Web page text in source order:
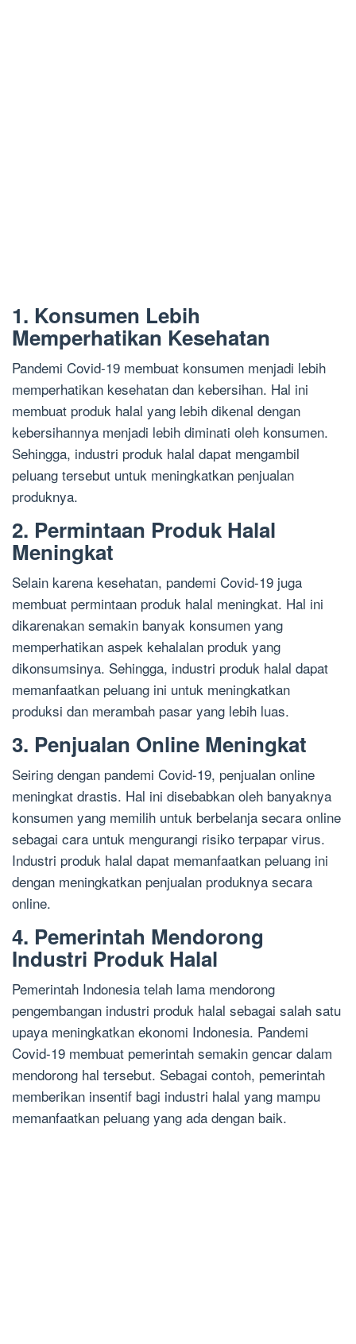
1. Konsumen Lebih
Memperhatikan Kesehatan
Pandemi Covid-19 membuat konsumen menjadi lebih
memperhatikan kesehatan dan kebersihan. Hal ini
membuat produk halal yang lebih dikenal dengan
kebersihannya menjadi lebih diminati oleh konsumen.
Sehingga, industri produk halal dapat mengambil
peluang tersebut untuk meningkatkan penjualan
produknya.
2. Permintaan Produk Halal
Meningkat
Selain karena kesehatan, pandemi Covid-19 juga
membuat permintaan produk halal meningkat. Hal ini
dikarenakan semakin banyak konsumen yang
memperhatikan aspek kehalalan produk yang
dikonsumsinya. Sehingga, industri produk halal dapat
memanfaatkan peluang ini untuk meningkatkan
produksi dan merambah pasar yang lebih luas.
3. Penjualan Online Meningkat
Seiring dengan pandemi Covid-19, penjualan online
meningkat drastis. Hal ini disebabkan oleh banyaknya
konsumen yang memilih untuk berbelanja secara online
sebagai cara untuk mengurangi risiko terpapar virus.
Industri produk halal dapat memanfaatkan peluang ini
dengan meningkatkan penjualan produknya secara
online.
4. Pemerintah Mendorong
Industri Produk Halal
Pemerintah Indonesia telah lama mendorong
pengembangan industri produk halal sebagai salah satu
upaya meningkatkan ekonomi Indonesia. Pandemi
Covid-19 membuat pemerintah semakin gencar dalam
mendorong hal tersebut. Sebagai contoh, pemerintah
memberikan insentif bagi industri halal yang mampu
memanfaatkan peluang yang ada dengan baik.